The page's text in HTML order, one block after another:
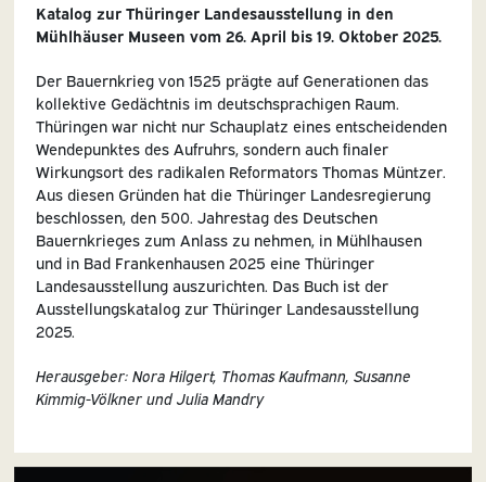
Katalog zur Thüringer Landesausstellung in den
Mühlhäuser Museen vom 26. April bis 19. Oktober 2025.
Der Bauernkrieg von 1525 prägte auf Generationen das
kollektive Gedächtnis im deutschsprachigen Raum.
Thüringen war nicht nur Schauplatz eines entscheidenden
Wendepunktes des Aufruhrs, sondern auch finaler
Wirkungsort des radikalen Reformators Thomas Müntzer.
Aus diesen Gründen hat die Thüringer Landesregierung
beschlossen, den 500. Jahrestag des Deutschen
Bauernkrieges zum Anlass zu nehmen, in Mühlhausen
und in Bad Frankenhausen 2025 eine Thüringer
Landesausstellung auszurichten. Das Buch ist der
Ausstellungskatalog zur Thüringer Landesausstellung
2025.
Herausgeber: Nora Hilgert, Thomas Kaufmann, Susanne
Kimmig-Völkner und Julia Mandry